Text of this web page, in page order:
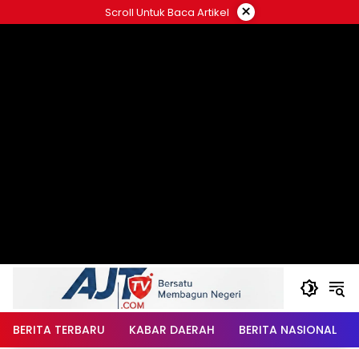
ke
Scroll Untuk Baca Artikel ×
BERITA TERBARU KABAR DAERAH BERITA NASIONAL